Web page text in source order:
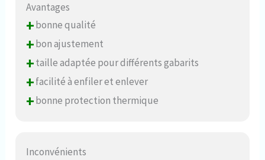
Avantages
+bonne qualité
+bon ajustement
+taille adaptée pour différents gabarits
+facilité à enfiler et enlever
+bonne protection thermique
Inconvénients